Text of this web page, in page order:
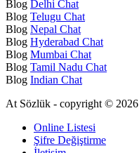
Blog Delhi Chat
Blog Telugu Chat
Blog Nepal Chat
Blog Hyderabad Chat
Blog Mumbai Chat
Blog Tamil Nadu Chat
Blog Indian Chat
At Sözlük - copyright © 2026
Online Listesi
Şifre Değiştirme